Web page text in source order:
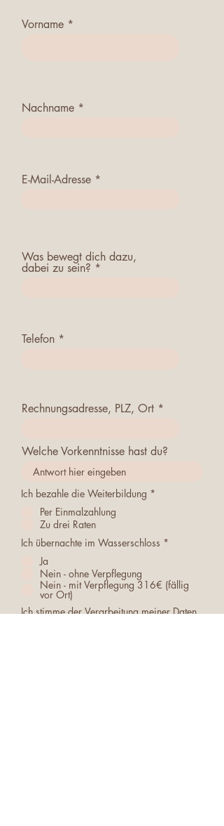
Vorname
Nachname
E-Mail-Adresse
Was bewegt dich dazu,
dabei zu sein?
Telefon
Rechnungsadresse, PLZ, Ort
Welche Vorkenntnisse hast du?
Ich bezahle die Weiterbildung *
Per Einmalzahlung
Zu drei Raten
Ich übernachte im Wasserschloss *
Ja
Nein - ohne Verpflegung
Nein - mit Verpflegung 316€ (fällig
vor Ort)
Ich stimme der Verarbeitung meiner Daten